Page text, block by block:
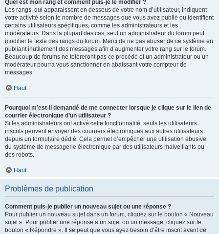
Quel est mon rang et comment puis-je le modifier ?
Les rangs, qui apparaissent en dessous de votre nom d’utilisateur, indiquent
votre activité selon le nombre de messages que vous avez publié ou identifient
certains utilisateurs spécifiques, comme les administrateurs et les
modérateurs. Dans la plupart des cas, seul un administrateur du forum peut
modifier le texte des rangs du forum. Merci de ne pas abuser de ce système en
publiant inutilement des messages afin d’augmenter votre rang sur le forum.
Beaucoup de forums ne toléreront pas ce procédé et un administrateur ou un
modérateur pourra vous sanctionner en abaissant votre compteur de
messages.
Haut
Pourquoi m’est-il demandé de me connecter lorsque je clique sur le lien de
courrier électronique d’un utilisateur ?
Si les administrateurs ont activé cette fonctionnalité, seuls les utilisateurs
inscrits peuvent envoyer des courriers électroniques aux autres utilisateurs
depuis un formulaire dédié. Cela permet d’empêcher une utilisation abusive
du système de messagerie électronique par des utilisateurs malveillants ou
des robots.
Haut
Problèmes de publication
Comment puis-je publier un nouveau sujet ou une réponse ?
Pour publier un nouveau sujet dans un forum, cliquez sur le bouton « Nouveau
sujet ». Pour publier une réponse à un sujet ou un message, cliquez sur le
bouton « Répondre ». Il se peut que vous ayez besoin d’être inscrit avant de